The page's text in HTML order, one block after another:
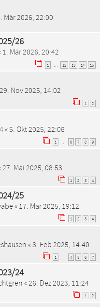
Mär 2026, 22:00
26
1. Mär 2026, 20:42
1 … 12 13 14 15
29. Nov 2025, 14:02
1 2
«5. Okt 2025, 22:08
1 6 7 8 9
27. Mai 2025, 08:53
1 2 3 4
25
« 17. Mär 2025, 19:12
1 2 3 4
«3. Feb 2025, 14:40
1 4 5 6 7
24
«26. Dez 2023, 11:24
1 2